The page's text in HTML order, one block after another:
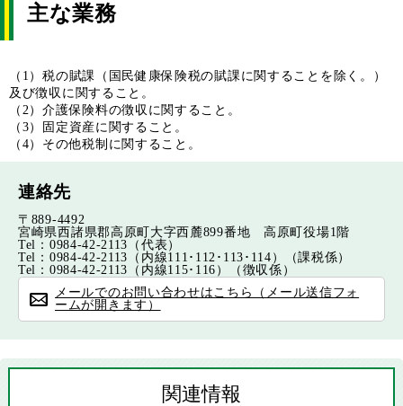
主な業務
（1）税の賦課（国民健康保険税の賦課に関することを除く。）
及び徴収に関すること。
（2）介護保険料の徴収に関すること。
（3）固定資産に関すること。
（4）その他税制に関すること。
連絡先
〒889-4492
宮崎県西諸県郡高原町大字西麓899番地 高原町役場1階
Tel：0984-42-2113 （代表）
Tel：0984-42-2113（内線111･112･113･114）
（課税係）
Tel：0984-42-2113（内線115･116）
（徴収係）
メールでのお問い合わせはこちら（メール送信フォ
ームが開きます）
関連情報